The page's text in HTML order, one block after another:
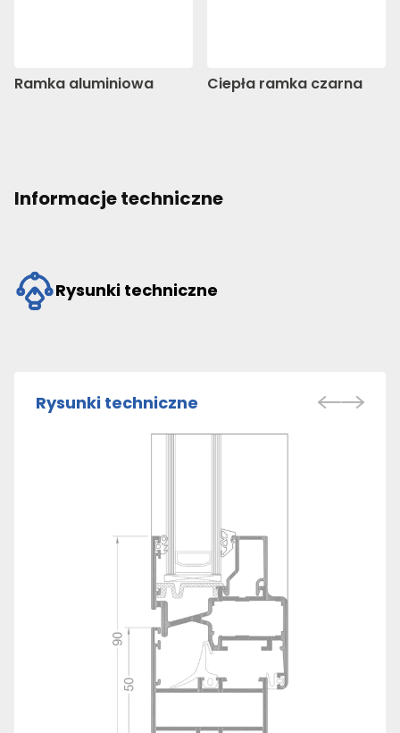
Ramka aluminiowa Ciepła ramka czarna
Informacje techniczne
Rysunki techniczne
Rysunki techniczne